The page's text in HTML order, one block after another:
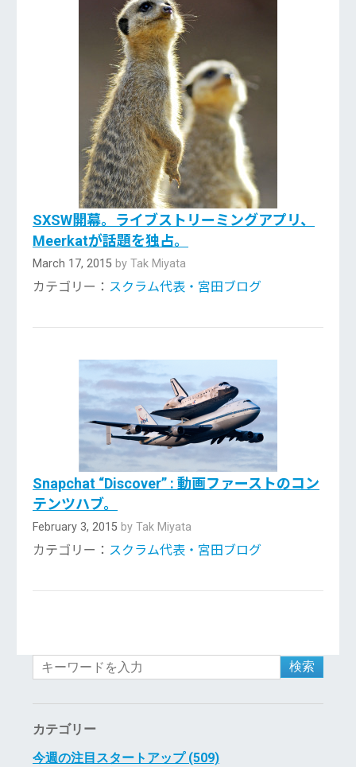
SXSW開幕。ライブストリーミングアプリ、
Meerkatが話題を独占。
March 17, 2015 by Tak Miyata
カテゴリー： スクラム代表・宮田ブログ
Snapchat “Discover” : 動画ファーストのコン
テンツハブ。
February 3, 2015 by Tak Miyata
カテゴリー： スクラム代表・宮田ブログ
検索
カテゴリー
今週の注目スタートアップ (509)